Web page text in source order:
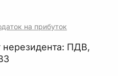
на прибуток
нерезидента: ПДВ,